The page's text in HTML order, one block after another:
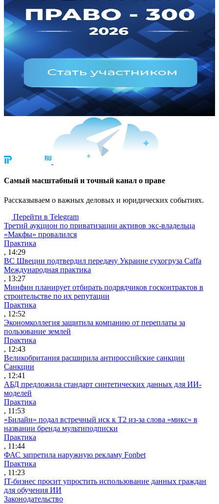
Cамый масштабный и точный канал о праве
Рассказываем о важных деловых и юридических событиях.
Перейти в Telegram
Третий аукцион по приватизации активов экс-владельца
«Макфы» провалился
Практика
, 14:29
ВС Швеции подтвердил передачу Украине сухогруза Caffa
Международная практика
, 13:27
Минфин планирует отбирать подрядчиков госконтрактов в
строительстве по их репутации
Практика
, 12:52
Экономколлегия защитила компанию от переплаты за
пользование землей
Практика
, 12:43
Великобритания расширила антироссийские санкции
Санкции
, 12:41
АБД предложила стандарт синтетических данных для ИИ-
моделей
Практика
, 11:53
«Билайн» подал встречный иск к Т2 из-за слова «микс» в
названии бренда мультиподписки
Практика
, 11:44
ФАС запретила наружную рекламу Fonbet
Практика
, 11:23
IT-бизнес просит упростить использование данных граждан
для обучения ИИ
Законодательство